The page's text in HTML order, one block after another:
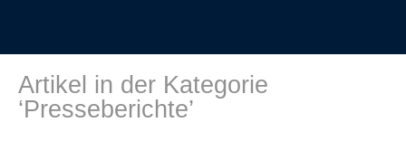
Artikel in der Kategorie
‘Presseberichte’